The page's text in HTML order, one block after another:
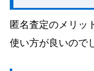
匿名査定のメリッ
使い方が良いので